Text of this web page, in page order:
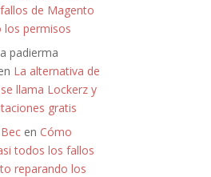
de Magento
los permisos
padierma
La alternativa de
llama Lockerz y
gratis
en Cómo
todos los fallos
reparando los